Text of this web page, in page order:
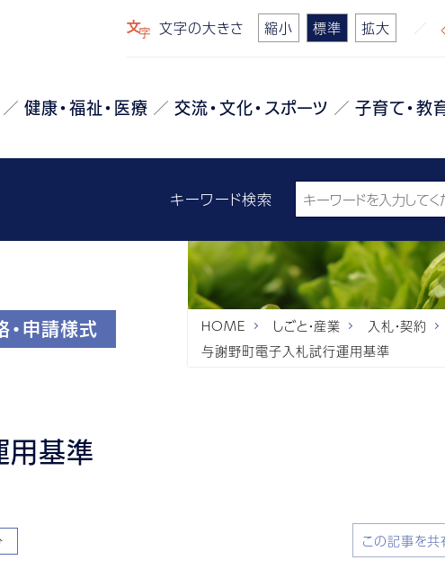
文字の大きさ 縮小 標準 拡大
健康・福祉・医療 交流・文化・スポーツ 子育て・教
キーワード検索
・申請様式 HOME しごと・産業 入札・契約
与謝野町電子入札試行運用基準
用基準
この記事を共